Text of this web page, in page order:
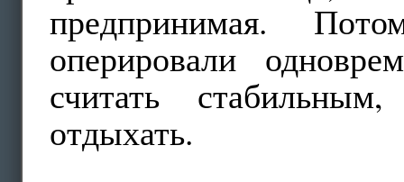
предпринимая.
оперировали
считать
отдыхать.